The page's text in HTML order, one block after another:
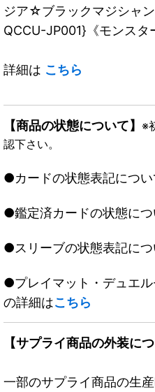
ジア☆ブラックマジシャ
QCCU-JP001}《モンスタ
詳細は こちら
【商品の状態について】 ※
認下さい。
●カードの状態表記につ
●鑑定済カードの状態に
●スリーブの状態表記に
●プレイマット・デュエ
の詳細はこちら
【サプライ商品の外装につ
一部のサプライ商品の生